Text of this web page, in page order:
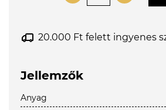
20.000 Ft felett ingyenes
Jellemzők
Anyag